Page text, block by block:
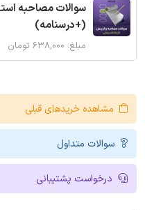
سوالات مصاحبه
(+درسنامه)
مبلغ: ۶۳۸,۰۰۰ تومان
مشاهده خریدهای قبلی
سوالات متداول
درخواست پشتیبانی